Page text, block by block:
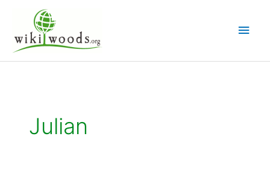
springen
Julian